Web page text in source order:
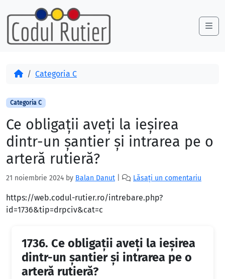
Skip to content
Skip to footer
AcasăCategoria C
Categoria C
Ce obligaţii aveţi la ieşirea
dintr-un şantier şi intrarea pe o
arteră rutieră?
21 noiembrie 2024 by Balan Danut Lăsați un comentariu
https://web.codul-rutier.ro/intrebare.php?
id=1736&tip=drpciv&cat=c
1736. Ce obligaţii aveţi la ieşirea
dintr-un şantier şi intrarea pe o
arteră rutieră?